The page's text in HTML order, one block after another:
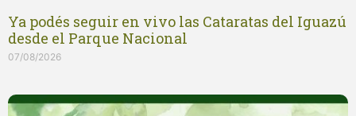
Ya podés seguir en vivo las Cataratas del Iguazú
desde el Parque Nacional
07/08/2026